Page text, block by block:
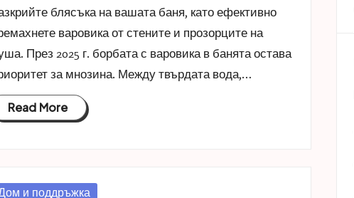
блясъка на вашата баня, като ефективно
варовика от стените и прозорците на
През 2025 г. борбата с варовика в банята остава
за мнозина. Между твърдата вода,…
Read More
и поддръжка